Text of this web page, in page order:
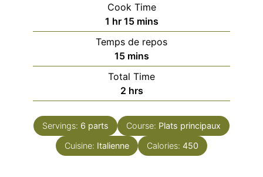
Cook Time
1 hour
hr 15minutes
mins
Temps de repos
15minutes
mins
Total Time
2hours
hrs
Servings: 6 parts Course: Plats principaux
Cuisine: Italienne Calories: 450